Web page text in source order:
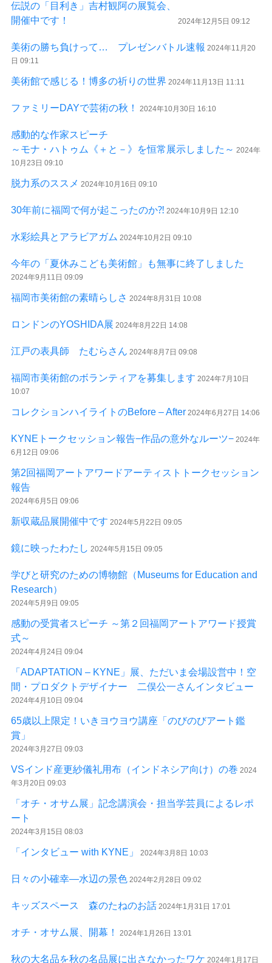
伝説の「目利き」吉村観阿の展覧会、
開催中です！
2024年12月5日 09:12
美術の勝ち負けって… プレゼンバトル速報 2024年11月20
日 09:11
美術館で感じる！博多の祈りの世界 2024年11月13日 11:11
ファミリーDAYで芸術の秋！ 2024年10月30日 16:10
感動的な作家スピーチ
～モナ・ハトゥム《＋と－》を恒常展示しました～ 2024年
10月23日 09:10
脱力系のススメ 2024年10月16日 09:10
30年前に福岡で何が起こったのか⁈ 2024年10月9日 12:10
水彩絵具とアラビアガム 2024年10月2日 09:10
今年の「夏休みこども美術館」も無事に終了しました
2024年9月11日 09:09
福岡市美術館の素晴らしさ 2024年8月31日 10:08
ロンドンのYOSHIDA展 2024年8月22日 14:08
江戸の表具師 たむらさん 2024年8月7日 09:08
福岡市美術館のボランティアを募集します 2024年7月10日
10:07
コレクションハイライトのBefore – After 2024年6月27日 14:06
KYNEトークセッション報告−作品の意外なルーツ− 2024年
6月12日 09:06
第2回福岡アートアワードアーティストトークセッション
報告
2024年6月5日 09:06
新収蔵品展開催中です 2024年5月22日 09:05
鏡に映ったわたし 2024年5月15日 09:05
学びと研究のための博物館（Museums for Education and
Research）
2024年5月9日 09:05
感動の受賞者スピーチ ～第２回福岡アートアワード授賞
式～
2024年4月24日 09:04
「ADAPTATION – KYNE」展、ただいま会場設営中！空
間・プロダクトデザイナー 二俣公一さんインタビュー
2024年4月10日 09:04
65歳以上限定！いきヨウヨウ講座「のびのびアート鑑
賞」
2024年3月27日 09:03
VSインド産更紗儀礼用布（インドネシア向け）の巻 2024
年3月20日 09:03
「オチ・オサム展」記念講演会・担当学芸員によるレポ
ート
2024年3月15日 08:03
「インタビュー with KYNE」 2024年3月8日 10:03
日々の小確幸―水辺の景色 2024年2月28日 09:02
キッズスペース 森のたねのお話 2024年1月31日 17:01
オチ・オサム展、開幕！ 2024年1月26日 13:01
秋の大名品を秋の名品展に出さなかったワケ 2024年1月17日